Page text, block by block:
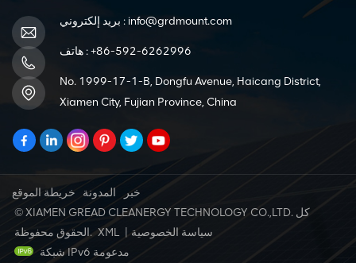
بريد إلكتروني : info@grdmount.com
هاتف :+86-592-6262996
No. 1999-17-1-B, Dongfu Avenue, Haicang District,
Xiamen City, Fujian Province, China
خريطة الموقع المدونة
خبر
© XIAMEN GREAD CLEANERGY TECHNOLOGY CO.,LTD. كل
الحقوق محفوظة. XML
سياسة الخصوصية
شبكة IPv6 مدعومة